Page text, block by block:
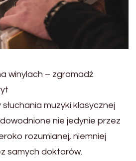
winylach – zgromadź
muzyki klasycznej
nie jedynie przez
rozumianej, niemniej
samych doktorów.